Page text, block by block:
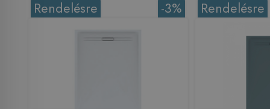
-3%
Rendelésre Rendelésre